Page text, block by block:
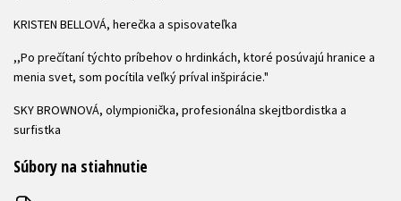
KRISTEN BELLOVÁ, herečka a spisovateľka
,,Po prečítaní týchto príbehov o hrdinkách, ktoré posúvajú hranice a
menia svet, som pocítila veľký príval inšpirácie."
SKY BROWNOVÁ, olympionička, profesionálna skejtbordistka a
surfistka
Súbory na stiahnutie